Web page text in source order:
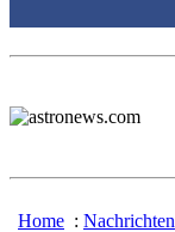
Home : Nachrichten